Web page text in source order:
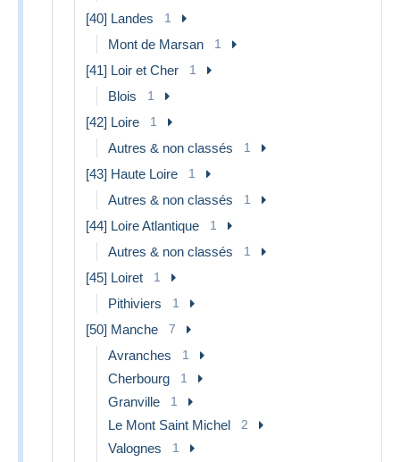
[40] Landes 1
Mont de Marsan 1
[41] Loir et Cher 1
Blois 1
[42] Loire 1
Autres & non classés 1
[43] Haute Loire 1
Autres & non classés 1
[44] Loire Atlantique 1
Autres & non classés 1
[45] Loiret 1
Pithiviers 1
[50] Manche 7
Avranches 1
Cherbourg 1
Granville 1
Le Mont Saint Michel 2
Valognes 1